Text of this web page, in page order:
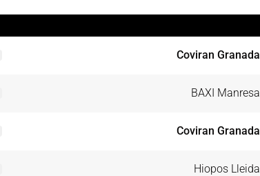
Coviran Granada
BAXI Manresa
Coviran Granada
Hiopos Lleida